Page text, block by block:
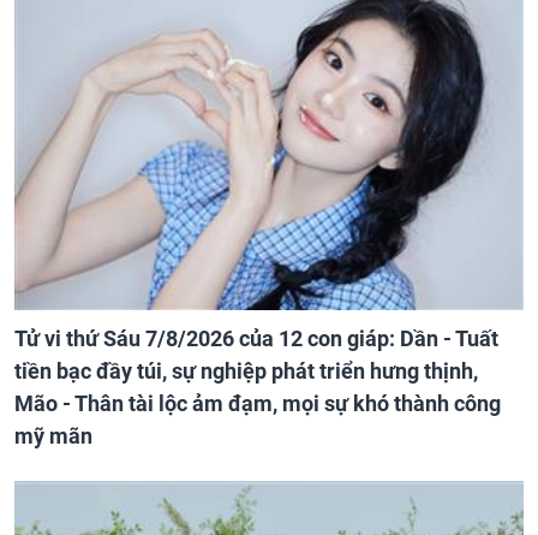
Tử vi thứ Sáu 7/8/2026 của 12 con giáp: Dần - Tuất
tiền bạc đầy túi, sự nghiệp phát triển hưng thịnh,
Mão - Thân tài lộc ảm đạm, mọi sự khó thành công
mỹ mãn